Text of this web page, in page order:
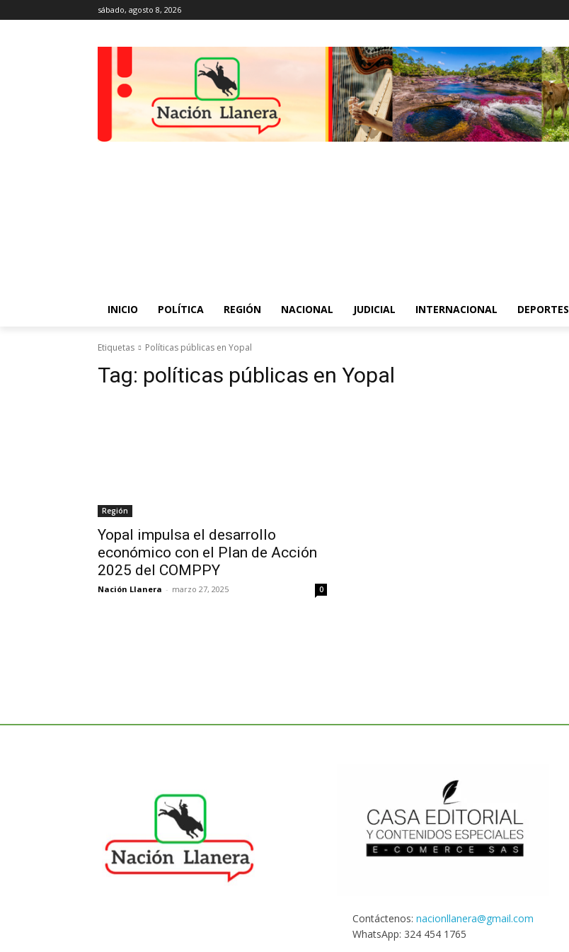
sábado, agosto 8, 2026
INICIO POLÍTICA REGIÓN NACIONAL JUDICIAL INTERNACIONAL DEPORTES
Etiquetas Políticas públicas en Yopal
Tag: políticas públicas en Yopal
Región
Yopal impulsa el desarrollo
económico con el Plan de Acción
2025 del COMPPY
Nación Llanera - marzo 27, 2025 0
Contáctenos: nacionllanera@gmail.com
WhatsApp: 324 454 1765